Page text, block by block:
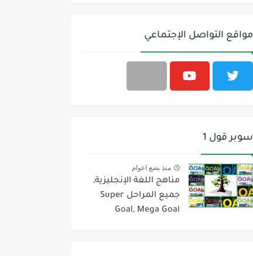
مواقع التواصل الإجتماعي
سوبر قول 1
منذ بضع اعوام
مناهج اللغة الإنجليزية,
جميع المراحل Super
Goal, Mega Goal